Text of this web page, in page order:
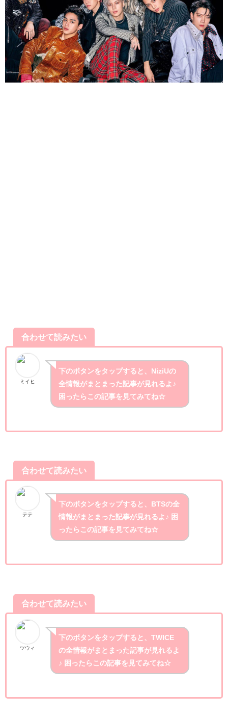
合わせて読みたい
ミイヒ
下のボタンをタップすると、NiziUの
全情報がまとまった記事が見れるよ♪
困ったらこの記事を見てみてね☆
合わせて読みたい
テテ
下のボタンをタップすると、BTSの全
情報がまとまった記事が見れるよ♪ 困
ったらこの記事を見てみてね☆
合わせて読みたい
ツウィ
下のボタンをタップすると、TWICE
の全情報がまとまった記事が見れるよ
♪ 困ったらこの記事を見てみてね☆